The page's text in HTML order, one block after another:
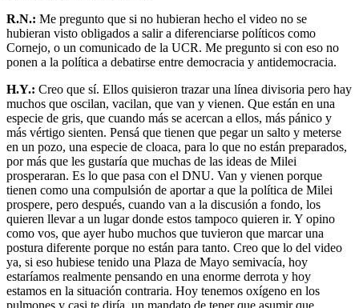
R.N.: Me pregunto que si no hubieran hecho el video no se
hubieran visto obligados a salir a diferenciarse políticos como
Cornejo, o un comunicado de la UCR. Me pregunto si con eso no
ponen a la política a debatirse entre democracia y antidemocracia.
H.Y.: Creo que sí. Ellos quisieron trazar una línea divisoria pero hay
muchos que oscilan, vacilan, que van y vienen. Que están en una
especie de gris, que cuando más se acercan a ellos, más pánico y
más vértigo sienten. Pensá que tienen que pegar un salto y meterse
en un pozo, una especie de cloaca, para lo que no están preparados,
por más que les gustaría que muchas de las ideas de Milei
prosperaran. Es lo que pasa con el DNU. Van y vienen porque
tienen como una compulsión de aportar a que la política de Milei
prospere, pero después, cuando van a la discusión a fondo, los
quieren llevar a un lugar donde estos tampoco quieren ir. Y opino
como vos, que ayer hubo muchos que tuvieron que marcar una
postura diferente porque no están para tanto. Creo que lo del video
ya, si eso hubiese tenido una Plaza de Mayo semivacía, hoy
estaríamos realmente pensando en una enorme derrota y hoy
estamos en la situación contraria. Hoy tenemos oxígeno en los